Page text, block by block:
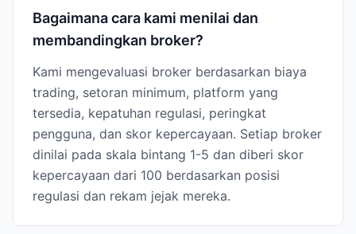
Bagaimana cara kami menilai dan
membandingkan broker?
Kami mengevaluasi broker berdasarkan biaya
trading, setoran minimum, platform yang
tersedia, kepatuhan regulasi, peringkat
pengguna, dan skor kepercayaan. Setiap broker
dinilai pada skala bintang 1-5 dan diberi skor
kepercayaan dari 100 berdasarkan posisi
regulasi dan rekam jejak mereka.